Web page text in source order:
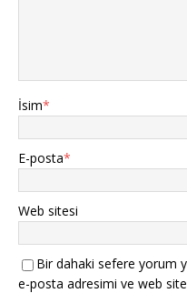
İsim*
E-posta*
Web sitesi
Bir dahaki sefere yorum
e-posta adresimi ve web